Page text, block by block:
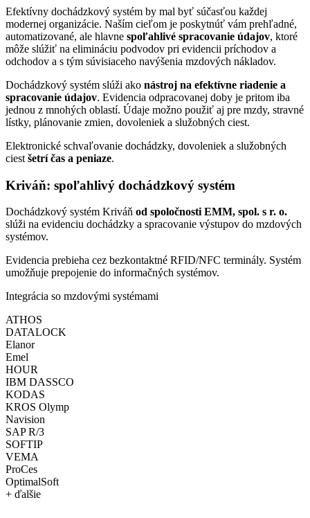
Efektívny dochádzkový systém by mal byť súčasťou každej
modernej organizácie. Naším cieľom je poskytnúť vám prehľadné,
automatizované, ale hlavne spoľahlivé spracovanie údajov, ktoré
môže slúžiť na elimináciu podvodov pri evidencii príchodov a
odchodov a s tým súvisiaceho navýšenia mzdových nákladov.
Dochádzkový systém slúži ako nástroj na efektívne riadenie a
spracovanie údajov. Evidencia odpracovanej doby je pritom iba
jednou z mnohých oblastí. Údaje možno použiť aj pre mzdy, stravné
lístky, plánovanie zmien, dovoleniek a služobných ciest.
Elektronické schvaľovanie dochádzky, dovoleniek a služobných
ciest šetrí čas a peniaze.
Kriváň: spoľahlivý dochádzkový systém
Dochádzkový systém Kriváň od spoločnosti EMM, spol. s r. o.
slúži na evidenciu dochádzky a spracovanie výstupov do mzdových
systémov.
Evidencia prebieha cez bezkontaktné RFID/NFC terminály. Systém
umožňuje prepojenie do informačných systémov.
Integrácia so mzdovými systémami
ATHOS
DATALOCK
Elanor
Emel
HOUR
IBM DASSCO
KODAS
KROS Olymp
Navision
SAP R/3
SOFTIP
VEMA
ProCes
OptimalSoft
+ ďalšie